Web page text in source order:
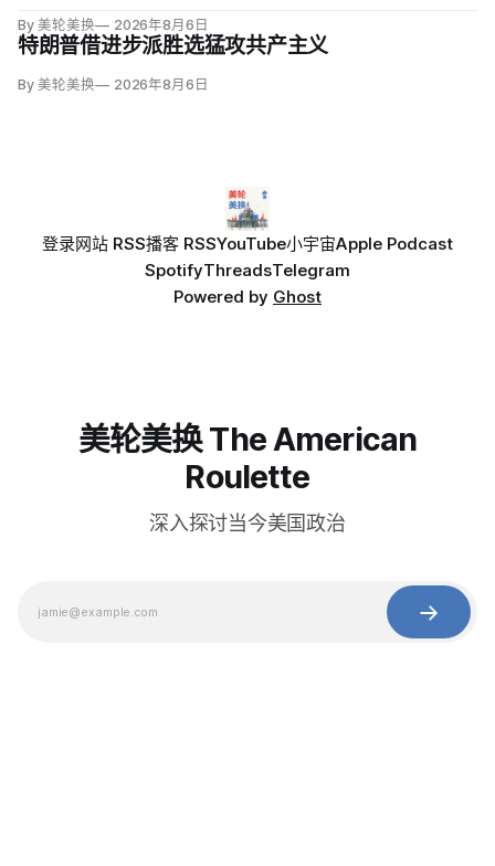
By 美轮美换 2026年8月6日
特朗普借进步派胜选猛攻共产主义
By 美轮美换 2026年8月6日
登录网站 RSS播客 RSSYouTube小宇宙Apple Podcast
SpotifyThreadsTelegram
Powered by Ghost
美轮美换 The American
Roulette
深入探讨当今美国政治